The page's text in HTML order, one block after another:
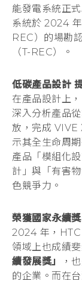
邁
向
零
新
時
代
能發電系統正
系統於 2024
REC）的場勘
（T-REC）。
低碳產品設計
在產品設計上
深入分析產品
放，完成 VIVE
示其全生命周
產品「模組化
計」與「有害
色競爭力。
榮獲國家永續
2024 年，HTC
領域上也成績
續發展獎」
，
的企業。而在